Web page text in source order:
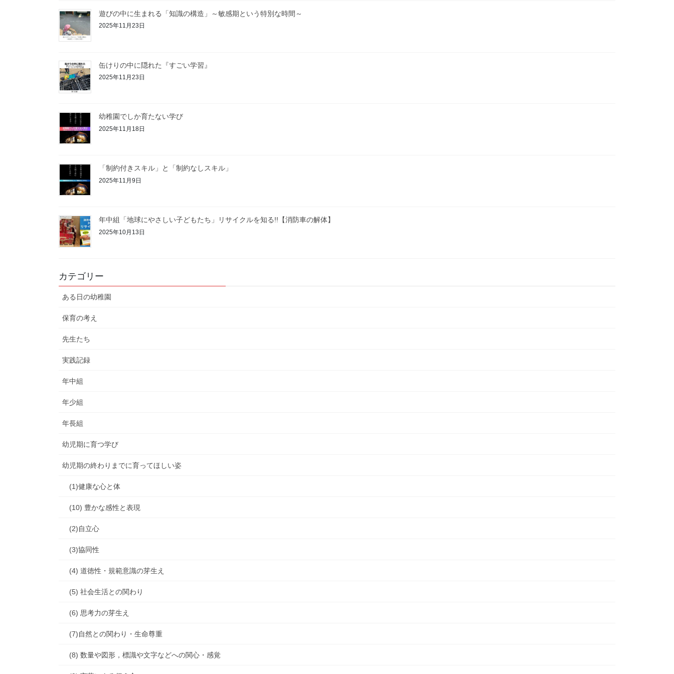
遊びの中に生まれる「知識の構造」～敏感期という特別な時間～
2025年11月23日
缶けりの中に隠れた『すごい学習』
2025年11月23日
幼稚園でしか育たない学び
2025年11月18日
「制約付きスキル」と「制約なしスキル」
2025年11月9日
年中組「地球にやさしい子どもたち」リサイクルを知る!!【消防車の解体】
2025年10月13日
カテゴリー
ある日の幼稚園
保育の考え
先生たち
実践記録
年中組
年少組
年長組
幼児期に育つ学び
幼児期の終わりまでに育ってほしい姿
(1)健康な心と体
(10) 豊かな感性と表現
(2)自立心
(3)協同性
(4) 道徳性・規範意識の芽生え
(5) 社会生活との関わり
(6) 思考力の芽生え
(7)自然との関わり・生命尊重
(8) 数量や図形，標識や文字などへの関心・感覚